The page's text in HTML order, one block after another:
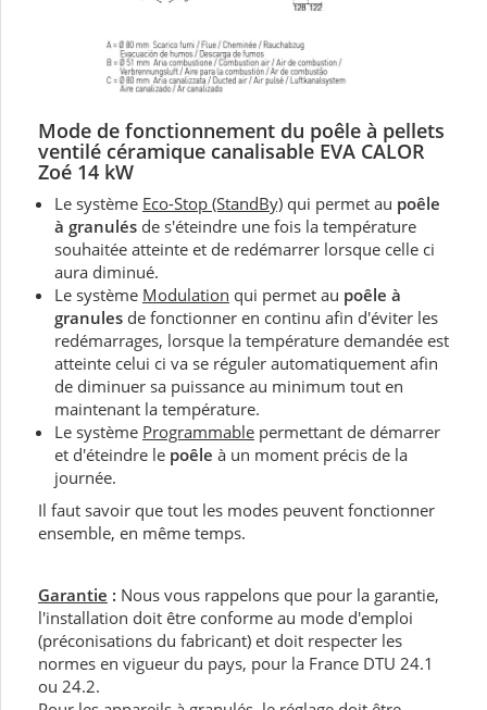
Mode de fonctionnement du poêle à pellets
ventilé céramique canalisable EVA CALOR
Zoé 14 kW
Le système Eco-Stop (StandBy) qui permet au poêle
à granulés de s'éteindre une fois la température
souhaitée atteinte et de redémarrer lorsque celle ci
aura diminué.
Le système Modulation qui permet au poêle à
granules de fonctionner en continu afin d'éviter les
redémarrages, lorsque la température demandée est
atteinte celui ci va se réguler automatiquement afin
de diminuer sa puissance au minimum tout en
maintenant la température.
Le système Programmable permettant de démarrer
et d'éteindre le poêle à un moment précis de la
journée.
Il faut savoir que tout les modes peuvent fonctionner
ensemble, en même temps.
Garantie : Nous vous rappelons que pour la garantie,
l'installation doit être conforme au mode d'emploi
(préconisations du fabricant) et doit respecter les
normes en vigueur du pays, pour la France DTU 24.1
ou 24.2.